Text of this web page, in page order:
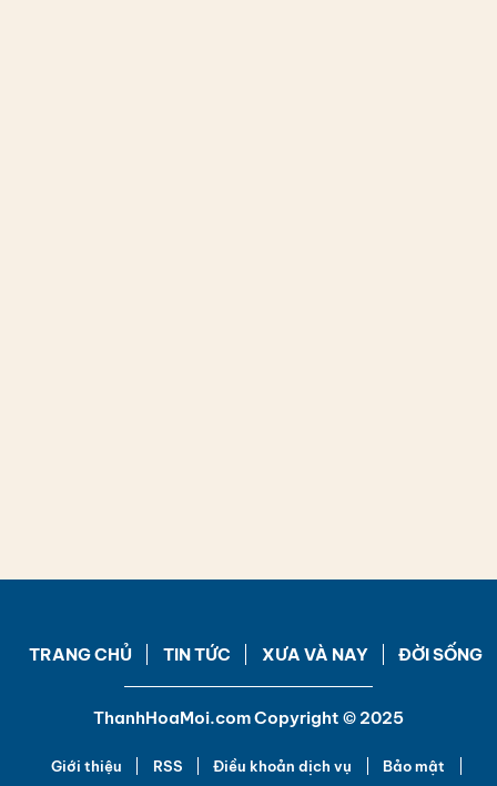
TRANG CHỦ TIN TỨC XƯA VÀ NAY ĐỜI SỐNG
ThanhHoaMoi.com Copyright © 2025
Giới thiệu RSS Điều khoản dịch vụ
Bảo mật